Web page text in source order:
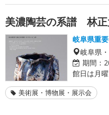
美濃陶芸の系譜 林正
岐阜県重
岐阜県
期間：
館日は月
美術展・博物展・展示会